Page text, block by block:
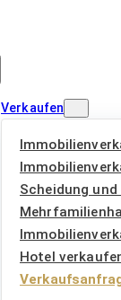
Verkaufen
Scheidung
Hotel